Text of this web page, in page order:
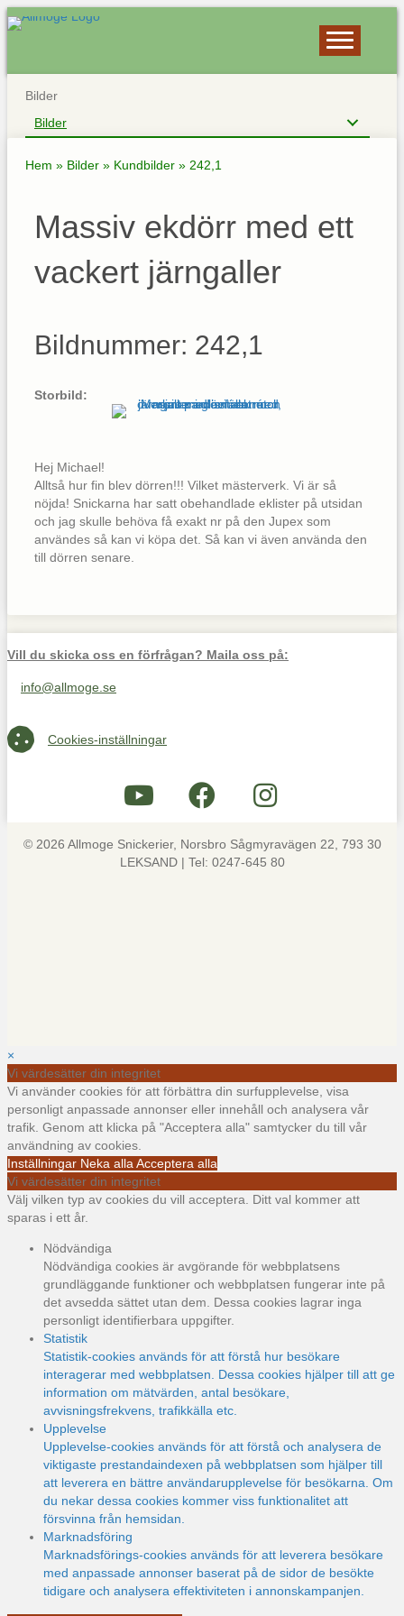
Bilder
Bilder
Hem » Bilder » Kundbilder » 242,1
Massiv ekdörr med ett
vackert järngaller
Bildnummer: 242,1
Storbild:
Hej Michael!
Alltså hur fin blev dörren!!! Vilket mästerverk. Vi är så
nöjda! Snickarna har satt obehandlade eklister på utsidan
och jag skulle behöva få exakt nr på den Jupex som
användes så kan vi köpa det. Så kan vi även använda den
till dörren senare.
Vill du skicka oss en förfrågan? Maila oss på:
Maila oss på info@allmoge.se
info@allmoge.se
Cookies-inställningar
Cookies-inställningar
© 2026 Allmoge Snickerier, Norsbro Sågmyravägen 22, 793 30
LEKSAND | Tel: 0247-645 80
×
Vi värdesätter din integritet
Vi använder cookies för att förbättra din surfupplevelse, visa
personligt anpassade annonser eller innehåll och analysera vår
trafik. Genom att klicka på "Acceptera alla" samtycker du till vår
användning av cookies.
Inställningar Neka alla Acceptera alla
Vi värdesätter din integritet
Välj vilken typ av cookies du vill acceptera. Ditt val kommer att
sparas i ett år.
Nödvändiga
Nödvändiga cookies är avgörande för webbplatsens
grundläggande funktioner och webbplatsen fungerar inte på
det avsedda sättet utan dem. Dessa cookies lagrar inga
personligt identifierbara uppgifter.
Statistik
Statistik-cookies används för att förstå hur besökare
interagerar med webbplatsen. Dessa cookies hjälper till att ge
information om mätvärden, antal besökare,
avvisningsfrekvens, trafikkälla etc.
Upplevelse
Upplevelse-cookies används för att förstå och analysera de
viktigaste prestandaindexen på webbplatsen som hjälper till
att leverera en bättre användarupplevelse för besökarna. Om
du nekar dessa cookies kommer viss funktionalitet att
försvinna från hemsidan.
Marknadsföring
Marknadsförings-cookies används för att leverera besökare
med anpassade annonser baserat på de sidor de besökte
tidigare och analysera effektiviteten i annonskampanjen.